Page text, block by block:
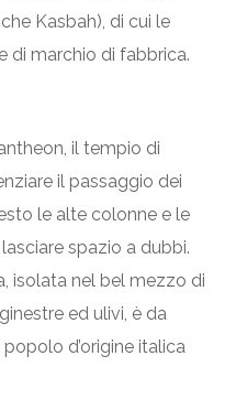
Kasbah), di cui le
di marchio di fabbrica.
il tempio di
il passaggio dei
le alte colonne e le
spazio a dubbi.
isolata nel bel mezzo di
ed ulivi, è da
d’origine italica